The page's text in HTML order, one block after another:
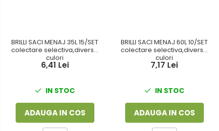
BRILLI SACI MENAJ 35L 15/SET
colectare selectiva,diverse
culori
6,41 Lei
IN STOC
ADAUGA IN COS
BRILLI SACI MENAJ 60L 10/SET
colectare selectiva,diverse
culori
7,17 Lei
IN STOC
ADAUGA IN COS